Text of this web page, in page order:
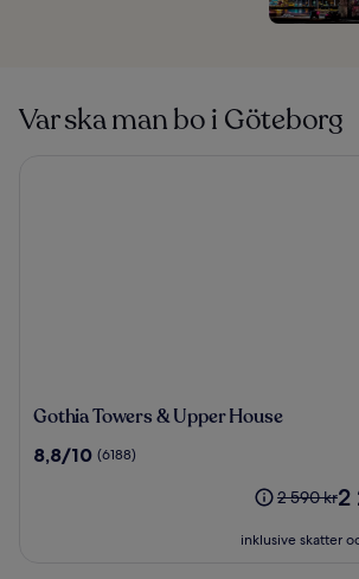
Var ska man bo i Göteborg
Gothia
&
Gothia Towers & Upper House
8.8
8,8/10 (6188)
Priset
2 590 kr,
2 590 kr
2
2
inklusive skatter